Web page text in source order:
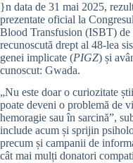
}n data de 31 mai 2025,
prezentate oficial la
Blood Transfusion (ISBT)
recunoscută drept al 48-lea
genei implicate (PIGZ) și
cunoscut: Gwada.
„Nu este doar o curiozitate
poate deveni o problemă de
hemoragie sau în sarcină”,
include acum și sprijin
precum și campanii de
cât mai mulți donatori